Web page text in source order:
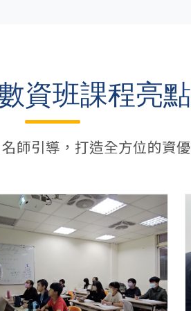
資班課程亮點
師引導，打造全方位的資